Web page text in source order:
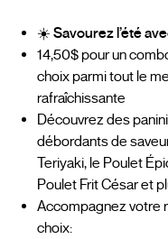
☀️ Savourez l’été
14,50$ pour un
choix parmi tout le
rafraîchissante
Découvrez des
débordants de
Teriyaki, le Poulet
Poulet Frit César et
Accompagnez votre
choix: